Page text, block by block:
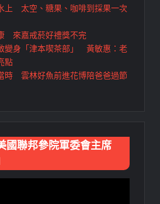
上 太空、糖果、咖啡到採果一次
來嘉戒菸好禮獎不完
變身「津本喫茶部」 黃敏惠：老
點
時 雲林好魚前進花博陪爸爸過節
國聯邦參院軍委會主席